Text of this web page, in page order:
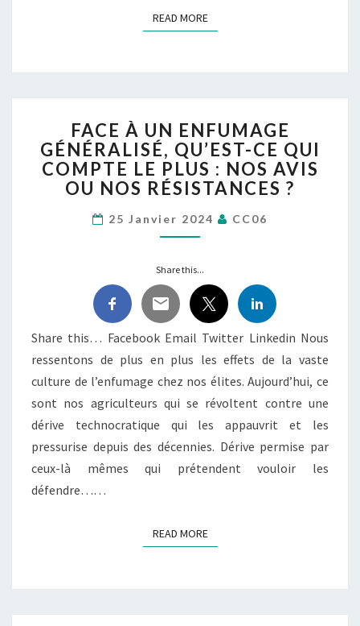
READ MOREREAD MORE
À
UN
ENFUMAGE
GÉNÉRALISÉ,
CE
QUI
LE
PLUS :
NOS
AVIS
OU
NOS
RÉSISTANCES ?
FACE À UN ENFUMAGE
GÉNÉRALISÉ, QU’EST-CE QUI
COMPTE LE PLUS : NOS AVIS
OU NOS RÉSISTANCES ?
25 Janvier 2024 CC06
Share this...
Share this… Facebook Email Twitter Linkedin Nous
ressentons de plus en plus les effets de la vaste
culture de l’enfumage chez nos élites. Aujourd’hui, ce
sont nos agriculteurs qui se révoltent contre une
dérive technocratique qui les appauvrit et les
pressurise depuis des décennies. Dérive permise par
ceux-là mêmes qui prétendent vouloir les
défendre……
READ MOREREAD MORE